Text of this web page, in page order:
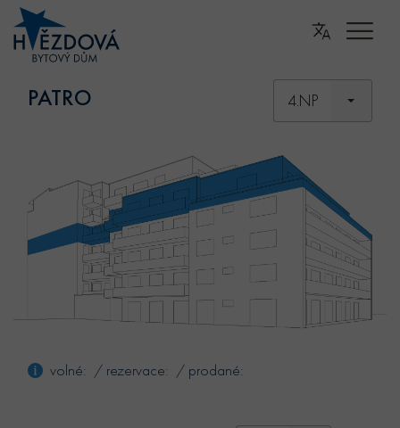
PATRO 4.NP
volné: / rezervace: / prodané: